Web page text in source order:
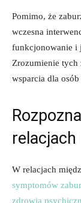
Pomimo, że
wczesna‌
funkcjonowanie⁣ i
Zrozumienie
wsparcia dla
W relacjach
symptomów
zdrowia